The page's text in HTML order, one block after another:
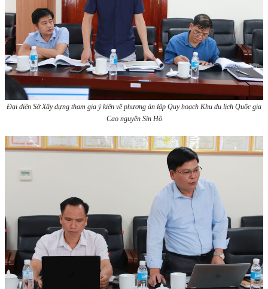
Đại diện Sở Xây dựng tham gia ý kiến về phương án lập Quy hoạch Khu du lịch Quốc gia
Cao nguyên Sìn Hồ